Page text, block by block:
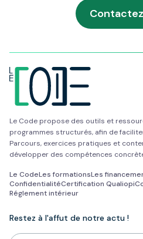
Le Code propose des outils et
programmes structurés, afin de
Parcours, exercices pratiques et
développer des compétences
Le CodeLes formationsLes
ConfidentialitéCertification Qualiopi
Réglement intérieur
Restez à l'affut de notre actu !